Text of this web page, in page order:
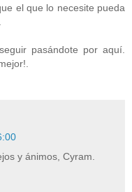
el que lo necesite pueda
pasándote por aquí.
y ánimos, Cyram.